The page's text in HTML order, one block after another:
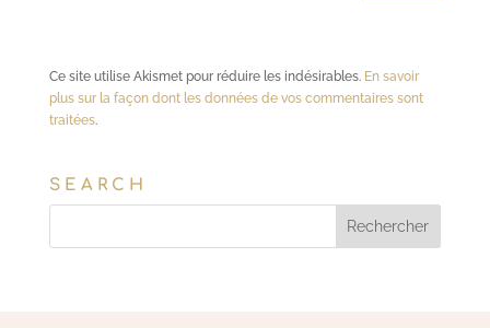
Ce site utilise Akismet pour réduire les indésirables. En savoir
plus sur la façon dont les données de vos commentaires sont
traitées.
SEARCH